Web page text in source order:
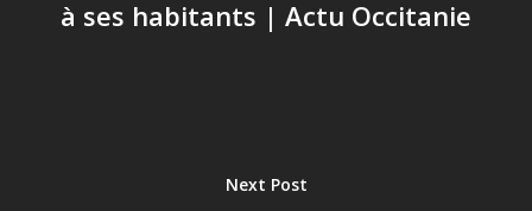
à ses habitants | Actu Occitanie
Next Post